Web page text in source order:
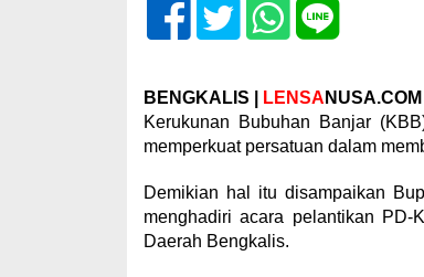
BENGKALIS | LENSA
Kerukunan Bubuhan Banjar
memperkuat persatuan dalam
Demikian hal itu disampaikan
menghadiri acara pelantikan
Daerah Bengkalis.